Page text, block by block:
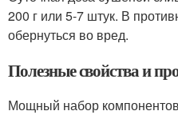
200 г или 5-7 штук. В
обернуться во вред.
Полезные свойства и
Мощный набор